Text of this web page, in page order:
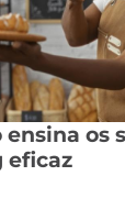
os
eficaz